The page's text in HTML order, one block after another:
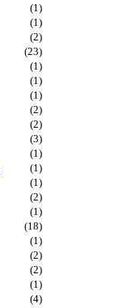
(1)
(1)
(2)
(23)
(1)
(1)
(1)
(2)
(2)
(3)
(1)
(1)
(1)
(2)
(1)
(18)
(1)
(2)
(2)
(1)
(4)